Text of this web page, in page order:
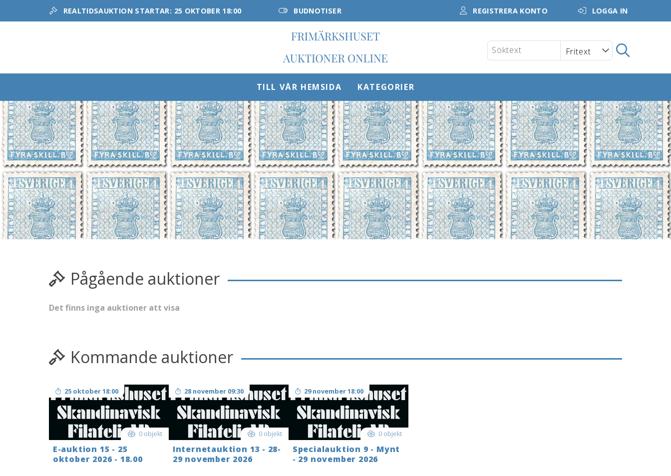
REALTIDSAUKTION STARTAR: 25 OKTOBER 18:00 BUDNOTISER REGISTRERA KONTO LOGGA IN
TILL VÅR HEMSIDA KATEGORIER
Pågående auktioner
Det finns inga auktioner att visa
Kommande auktioner
25 oktober 18:00
0 objekt
E-auktion 15 - 25
oktober 2026 - 18.00
28 november 09:30
0 objekt
Internetauktion 13 - 28-
29 november 2026
29 november 18:00
0 objekt
Specialauktion 9 - Mynt
- 29 november 2026